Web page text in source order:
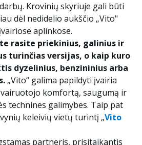
Krovinių skyriuje gali būti
dėl nedidelio aukščio „Vito"
aplinkose.
rasite priekinius, galinius ir
turinčias versijas, o kaip kuro
dyzelinius, benzininius arba
„Vito“ galima papildyti įvairia
komfortą, saugumą ir
technines galimybes. Taip pat
keleivių vietų turintį „Vito
partneris, prisitaikantis